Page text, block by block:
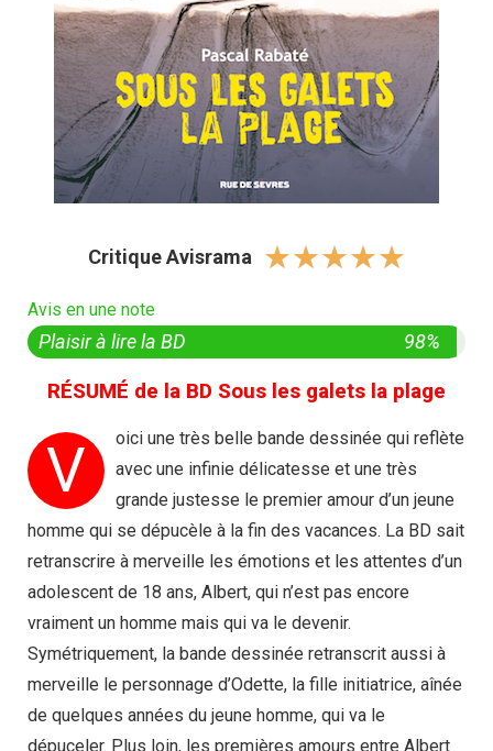
Critique Avisrama ☆☆☆☆☆
Avis en une note
Plaisir à lire la BD 98%
RÉSUMÉ de la BD Sous les galets la plage
V
oici une très belle bande dessinée qui reflète
avec une infinie délicatesse et une très
grande justesse le premier amour d’un jeune
homme qui se dépucèle à la fin des vacances. La BD sait
retranscrire à merveille les émotions et les attentes d’un
adolescent de 18 ans, Albert, qui n’est pas encore
vraiment un homme mais qui va le devenir.
Symétriquement, la bande dessinée retranscrit aussi à
merveille le personnage d’Odette, la fille initiatrice, aînée
de quelques années du jeune homme, qui va le
dépuceler. Plus loin, les premières amours entre Albert